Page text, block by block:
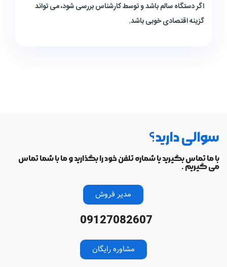
اگر دستگاه سالم باشد و توسط کارشناس بررسی شود، می تواند
گزینه اقتصادی خوبی باشد.
سوالی دارید؟
با ما تماس بگیرید یا شماره تلفن خود را بگذارید و ما با شما تماس
می گیریم .
مدیر فروش
09127082607
مشاوره رایگان